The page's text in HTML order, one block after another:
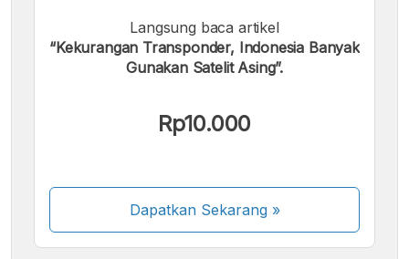
Langsung baca artikel
“Kekurangan Transponder, Indonesia Banyak
Gunakan Satelit Asing”.
Rp10.000
Dapatkan Sekarang»
Kami menerima pembayaran berikut: